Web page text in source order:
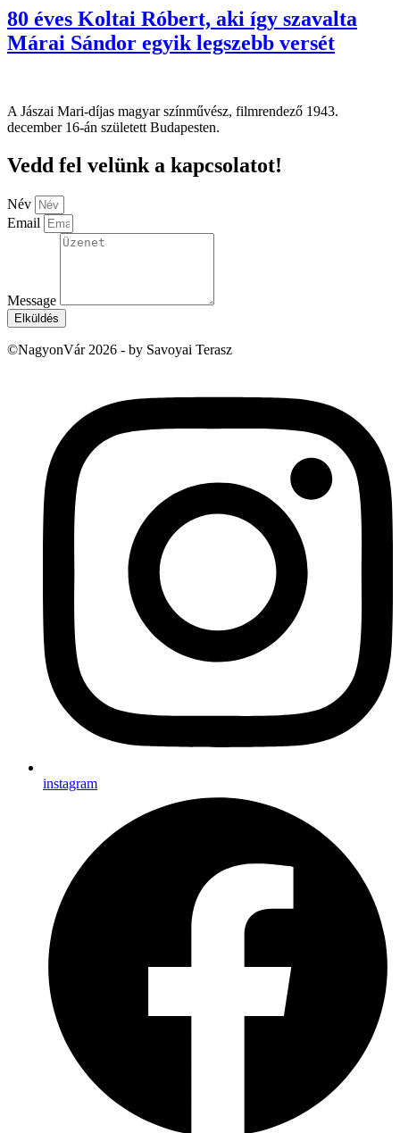
80 éves Koltai Róbert, aki így szavalta
Márai Sándor egyik legszebb versét
A Jászai Mari-díjas magyar színművész, filmrendező 1943.
december 16-án született Budapesten.
Vedd fel velünk a kapcsolatot!
Név
Email
Message
Elküldés
©NagyonVár 2026 - by Savoyai Terasz
instagram